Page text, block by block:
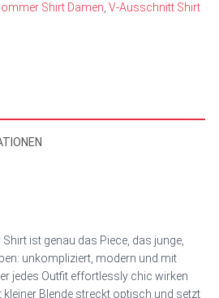
Shirt Damen, V‑Ausschnitt Shirt
ist genau das Piece, das junge,
unkompliziert, modern und mit
jedes Outfit effortlessly chic wirken
kleiner Blende streckt optisch und setzt